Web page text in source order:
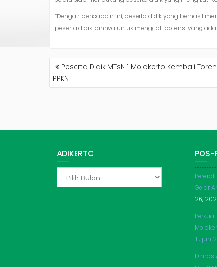
“Dengan pencapain ini, peserta didik yang berhasil
peserta didik lainnya untuk menggali potensi yang
NAVIGASI
POSPeserta Didik MTsN 1 Mojokerto Kembali
PPKN
ADIKERTO POS-
Gelar
26,
Tujuh
Dimas